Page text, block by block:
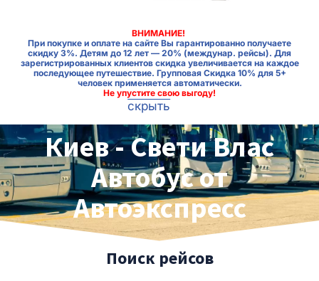
ВНИМАНИЕ!
При покупке и оплате на сайте Вы гарантированно получаете
скидку 3%. Детям до 12 лет — 20% (междунар. рейсы). Для
зарегистрированных клиентов скидка увеличивается на каждое
последующее путешествие. Групповая Скидка 10% для 5+
человек применяется автоматически.
Не упустите свою выгоду!
скрыть
Киев - Свети Влас
Автобус от
Автоэкспресс
Поиск рейсов